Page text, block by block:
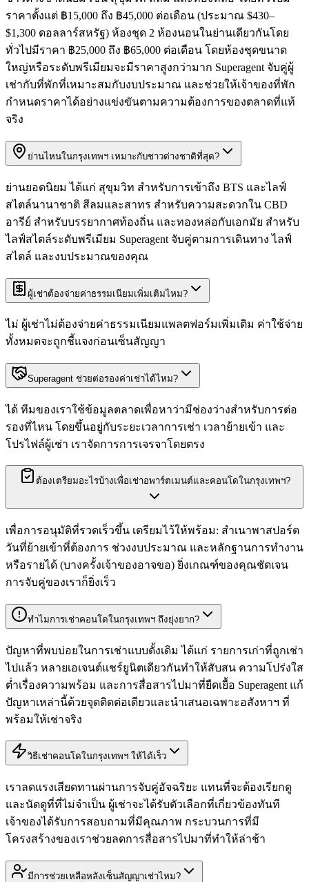
ราคาตั้งแต่ ฿15,000 ถึง ฿45,000 ต่อเดือน (ประมาณ $430–
$1,300 ดอลลาร์สหรัฐ) ห้องชุด 2 ห้องนอนในย่านเดียวกันโดย
ทั่วไปมีราคา ฿25,000 ถึง ฿65,000 ต่อเดือน โดยห้องชุดขนาด
ใหญ่หรือระดับพรีเมียมจะมีราคาสูงกว่ามาก Superagent จับคู่ผู้
เช่ากับที่พักที่เหมาะสมกับงบประมาณ และช่วยให้เจ้าของที่พัก
กำหนดราคาได้อย่างแข่งขันตามความต้องการของตลาดที่แท้
จริง
ย่านไหนในกรุงเทพฯ เหมาะกับชาวต่างชาติที่สุด?
ย่านยอดนิยม ได้แก่ สุขุมวิท สำหรับการเข้าถึง BTS และไลฟ์
สไตล์นานาชาติ สีลมและสาทร สำหรับความสะดวกใน CBD
อารีย์ สำหรับบรรยากาศท้องถิ่น และทองหล่อกับเอกมัย สำหรับ
ไลฟ์สไตล์ระดับพรีเมียม Superagent จับคู่ตามการเดินทาง ไลฟ์
สไตล์ และงบประมาณของคุณ
ผู้เช่าต้องจ่ายค่าธรรมเนียมเพิ่มเติมไหม?
ไม่ ผู้เช่าไม่ต้องจ่ายค่าธรรมเนียมแพลตฟอร์มเพิ่มเติม ค่าใช้จ่าย
ทั้งหมดจะถูกชี้แจงก่อนเซ็นสัญญา
Superagent ช่วยต่อรองค่าเช่าได้ไหม?
ได้ ทีมของเราใช้ข้อมูลตลาดเพื่อหาว่ามีช่องว่างสำหรับการต่อ
รองที่ไหน โดยขึ้นอยู่กับระยะเวลาการเช่า เวลาย้ายเข้า และ
โปรไฟล์ผู้เช่า เราจัดการการเจรจาโดยตรง
ต้องเตรียมอะไรบ้างเพื่อเช่าอพาร์ตเมนต์และคอนโดในกรุงเทพฯ?
เพื่อการอนุมัติที่รวดเร็วขึ้น เตรียมไว้ให้พร้อม: สำเนาพาสปอร์ต
วันที่ย้ายเข้าที่ต้องการ ช่วงงบประมาณ และหลักฐานการทำงาน
หรือรายได้ (บางครั้งเจ้าของอาจขอ) ยิ่งเกณฑ์ของคุณชัดเจน
การจับคู่ของเราก็ยิ่งเร็ว
ทำไมการเช่าคอนโดในกรุงเทพฯ ถึงยุ่งยาก?
ปัญหาที่พบบ่อยในการเช่าแบบดั้งเดิม ได้แก่ รายการเก่าที่ถูกเช่า
ไปแล้ว หลายเอเจนต์แชร์ยูนิตเดียวกันทำให้สับสน ความโปร่งใส
ต่ำเรื่องความพร้อม และการสื่อสารไปมาที่ยืดเยื้อ Superagent แก้
ปัญหาเหล่านี้ด้วยจุดติดต่อเดียวและนำเสนอเฉพาะอสังหาฯ ที่
พร้อมให้เช่าจริง
วิธีเช่าคอนโดในกรุงเทพฯ ให้ได้เร็ว
เราลดแรงเสียดทานผ่านการจับคู่อัจฉริยะ แทนที่จะต้องเรียกดู
และนัดดูที่ที่ไม่จำเป็น ผู้เช่าจะได้รับตัวเลือกที่เกี่ยวข้องทันที
เจ้าของได้รับการสอบถามที่มีคุณภาพ กระบวนการที่มี
โครงสร้างของเราช่วยลดการสื่อสารไปมาที่ทำให้ล่าช้า
มีการช่วยเหลือหลังเซ็นสัญญาเช่าไหม?